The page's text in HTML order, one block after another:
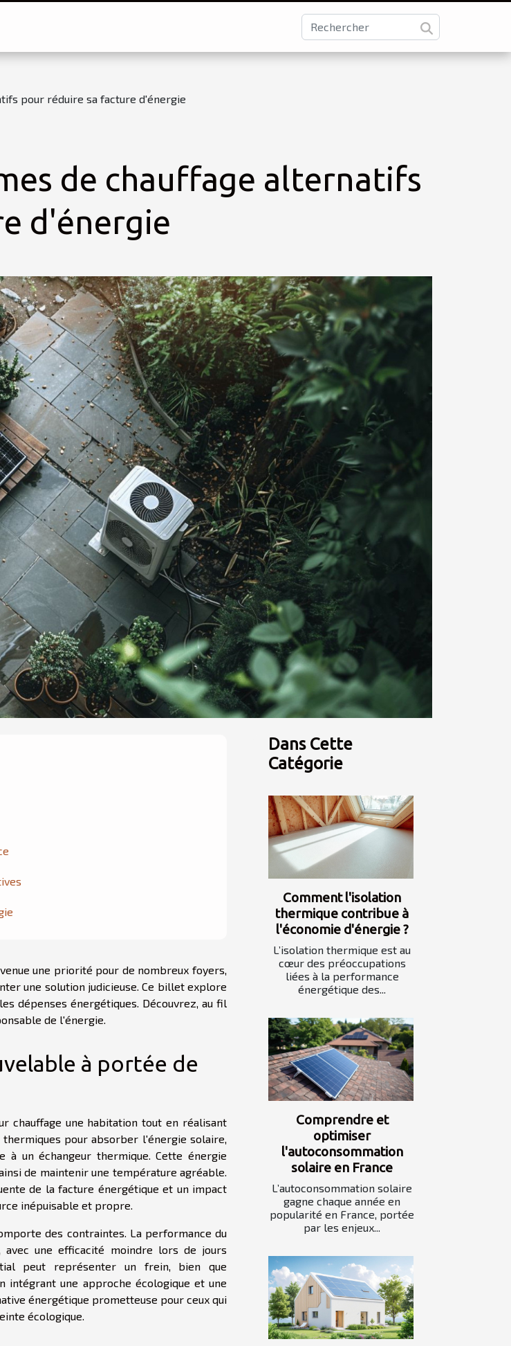
pour réduire sa facture d'énergie
de chauffage alternatifs
d'énergie
une priorité pour de nombreux foyers,
une solution judicieuse. Ce billet explore
dépenses énergétiques. Découvrez, au fil
de l'énergie.
à portée de
chauffage une habitation tout en réalisant
pour absorber l'énergie solaire,
un échangeur thermique. Cette énergie
de maintenir une température agréable.
de la facture énergétique et un impact
inépuisable et propre.
des contraintes. La performance du
une efficacité moindre lors de jours
peut représenter un frein, bien que
intégrant une approche écologique et une
énergétique prometteuse pour ceux qui
écologique.
Dans Cette
Catégorie
Comment l'isolation
thermique contribue à
l'économie d'énergie ?
L’isolation thermique est au
cœur des préoccupations
liées à la performance
énergétique des...
Comprendre et
optimiser
l'autoconsommation
solaire en France
L’autoconsommation solaire
gagne chaque année en
popularité en France, portée
par les enjeux...